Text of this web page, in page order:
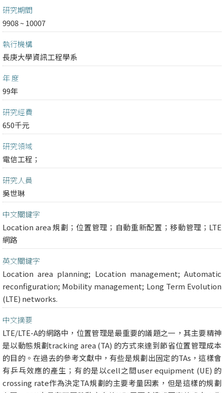
研究期間
9908 ~ 10007
執行機構
長庚大學資訊工程學系
年 度
99年
研究經費
650千元
研究領域
電信工程；
研究人員
吳世琳
中文關鍵字
Location area 規劃；位置管理；自動重新配置；移動管理；LTE
網路
英文關鍵字
Location area planning; Location management; Automatic
reconfiguration; Mobility management; Long Term Evolution
(LTE) networks.
中文摘要
LTE/LTE-A的網路中，位置管理是最重要的議題之一，其主要精神
是以動態規劃tracking area (TA) 的方式來達到節省位置管理成本
的目的。在過去的參考文獻中，有些是規劃出固定的TAs，這樣會
有乒乓效應的產生；有的是以cell之間user equipment (UE) 的
crossing rate作為決定TA規劃的主要考量因素，但是這樣的規劃